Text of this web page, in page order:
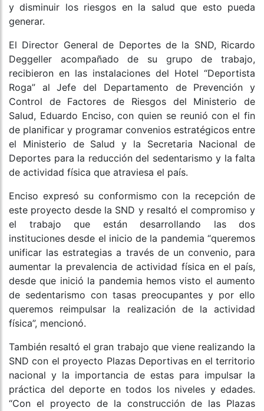
y disminuir los riesgos en la salud que esto pueda
generar.
El Director General de Deportes de la SND, Ricardo
Deggeller acompañado de su grupo de trabajo,
recibieron en las instalaciones del Hotel “Deportista
Roga” al Jefe del Departamento de Prevención y
Control de Factores de Riesgos del Ministerio de
Salud, Eduardo Enciso, con quien se reunió con el fin
de planificar y programar convenios estratégicos entre
el Ministerio de Salud y la Secretaria Nacional de
Deportes para la reducción del sedentarismo y la falta
de actividad física que atraviesa el país.
Enciso expresó su conformismo con la recepción de
este proyecto desde la SND y resaltó el compromiso y
el trabajo que están desarrollando las dos
instituciones desde el inicio de la pandemia “queremos
unificar las estrategias a través de un convenio, para
aumentar la prevalencia de actividad física en el país,
desde que inició la pandemia hemos visto el aumento
de sedentarismo con tasas preocupantes y por ello
queremos reimpulsar la realización de la actividad
física”, mencionó.
También resaltó el gran trabajo que viene realizando la
SND con el proyecto Plazas Deportivas en el territorio
nacional y la importancia de estas para impulsar la
práctica del deporte en todos los niveles y edades.
“Con el proyecto de la construcción de las Plazas